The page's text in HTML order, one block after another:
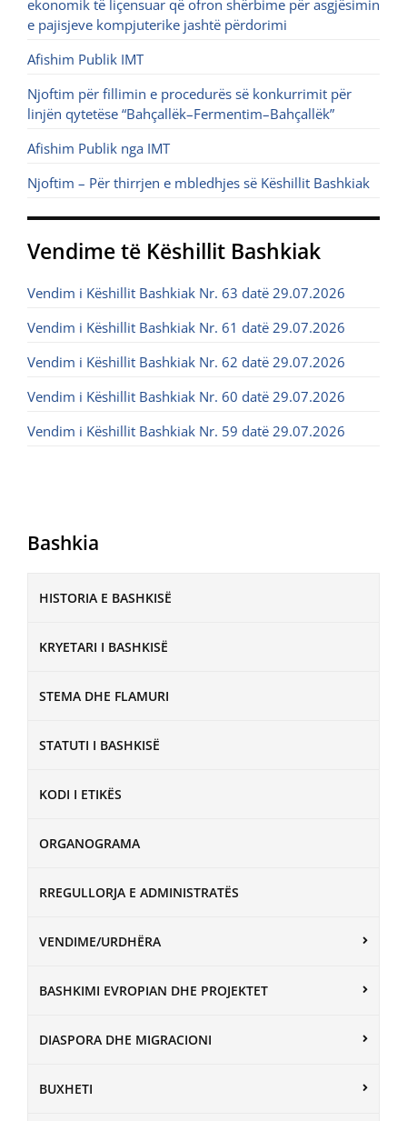
Bashkia
HISTORIA E BASHKISË
KRYETARI I BASHKISË
STEMA DHE FLAMURI
STATUTI I BASHKISË
KODI I ETIKËS
ORGANOGRAMA
RREGULLORJA E ADMINISTRATËS
VENDIME/URDHËRA
BASHKIMI EVROPIAN DHE PROJEKTET
DIASPORA DHE MIGRACIONI
BUXHETI
ekonomik të liçensuar që ofron shërbime për asgjësimin
e pajisjeve kompjuterike jashtë përdorimi
Afishim Publik IMT
Njoftim për fillimin e procedurës së konkurrimit për
linjën qytetëse “Bahçallëk–Fermentim–Bahçallëk”
Afishim Publik nga IMT
Njoftim – Për thirrjen e mbledhjes së Këshillit Bashkiak
Vendime të Këshillit Bashkiak
Vendim i Këshillit Bashkiak Nr. 63 datë 29.07.2026
Vendim i Këshillit Bashkiak Nr. 61 datë 29.07.2026
Vendim i Këshillit Bashkiak Nr. 62 datë 29.07.2026
Vendim i Këshillit Bashkiak Nr. 60 datë 29.07.2026
Vendim i Këshillit Bashkiak Nr. 59 datë 29.07.2026